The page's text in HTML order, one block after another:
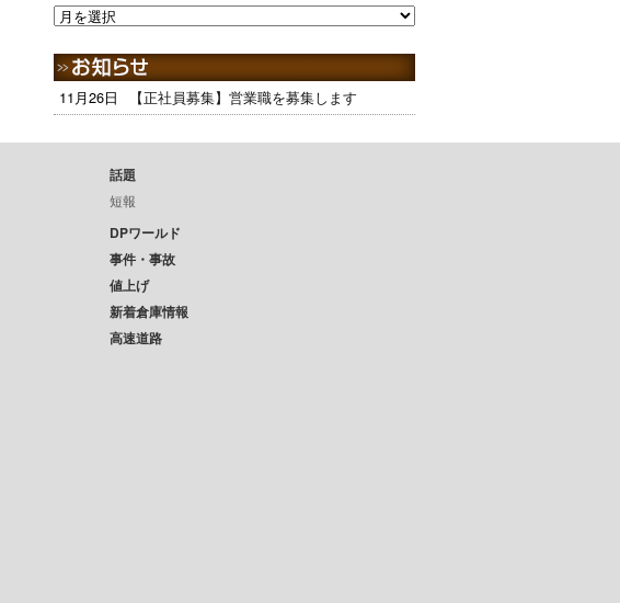
11月26日 【正社員募集】営業職を募集します
話題
短報
DPワールド
事件・事故
値上げ
新着倉庫情報
高速道路